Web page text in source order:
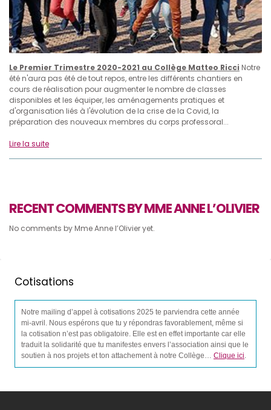
Le Premier Trimestre 2020-2021 au Collège Matteo Ricci Notre
été n'aura pas été de tout repos, entre les différents chantiers en
cours de réalisation pour augmenter le nombre de classes
disponibles et les équiper, les aménagements pratiques et
d'organisation liés à l'évolution de la crise de la Covid, la
préparation des nouveaux membres du corps professoral...
Lire la suite
RECENT COMMENTS BY MME ANNE L’OLIVIER
No comments by Mme Anne l’Olivier yet.
Cotisations
Notre mailing d’appel à cotisations 2025 te parviendra cette année
mi-avril. Nous espérons que tu y répondras favorablement, même si
la cotisation n’est pas obligatoire. Elle est en effet importante car elle
traduit la solidarité que tu manifestes envers l’association ainsi que le
soutien à nos projets et ton attachement à notre Collège… Clique ici